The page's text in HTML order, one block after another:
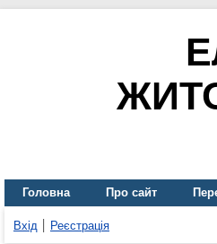
Головна Про сайт
Вхід Реєстрація